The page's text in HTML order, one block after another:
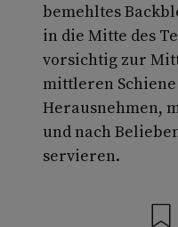
bemehltes
in die Mitte des
vorsichtig zur
mittleren
Her­ausnehmen,
und nach
servieren.